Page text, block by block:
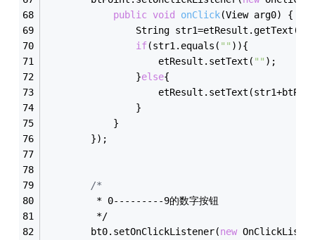
public void onClick(View arg0)
{
String
if(str1.equals( "" )){
					etResult.setText(
"" );
				}
else{
				}
			}
		});
/*
         * 0---------9的数字按钮
         */
        bt0.setOnClickListener(
new